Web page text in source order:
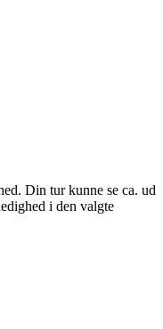
Din tur kunne se ca. ud
i den valgte